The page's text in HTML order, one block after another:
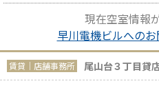
現在空室情報
早川電機ビルへの
賃貸｜店舗事務所 尾山台３丁目貸